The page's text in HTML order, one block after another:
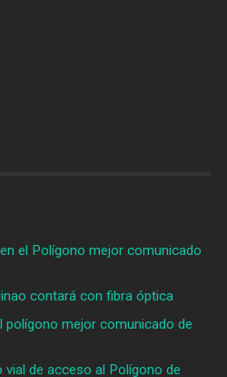
el Polígono mejor comunicado
contará con fibra óptica
polígono mejor comunicado de
de acceso al Polígono de